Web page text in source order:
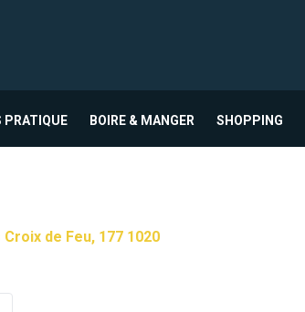
PRATIQUE BOIRE & MANGER SHOPPING
de Feu, 177 1020